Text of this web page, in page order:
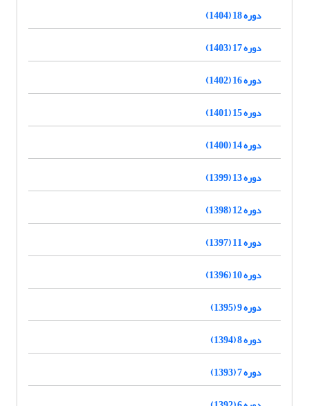
دوره 18 (1404)
دوره 17 (1403)
دوره 16 (1402)
دوره 15 (1401)
دوره 14 (1400)
دوره 13 (1399)
دوره 12 (1398)
دوره 11 (1397)
دوره 10 (1396)
دوره 9 (1395)
دوره 8 (1394)
دوره 7 (1393)